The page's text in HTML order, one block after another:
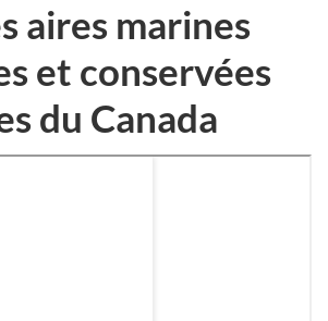
aires marines
et conservées
du Canada